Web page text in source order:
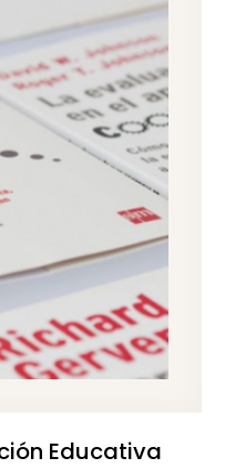
Educativa